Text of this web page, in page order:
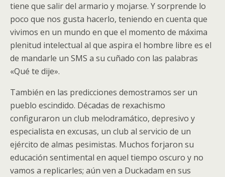
tiene que salir del armario y mojarse. Y sorprende lo
poco que nos gusta hacerlo, teniendo en cuenta que
vivimos en un mundo en que el momento de máxima
plenitud intelectual al que aspira el hombre libre es el
de mandarle un SMS a su cuñado con las palabras
«Qué te dije».
También en las predicciones demostramos ser un
pueblo escindido. Décadas de rexachismo
configuraron un club melodramático, depresivo y
especialista en excusas, un club al servicio de un
ejército de almas pesimistas. Muchos forjaron su
educación sentimental en aquel tiempo oscuro y no
vamos a replicarles; aún ven a Duckadam en sus